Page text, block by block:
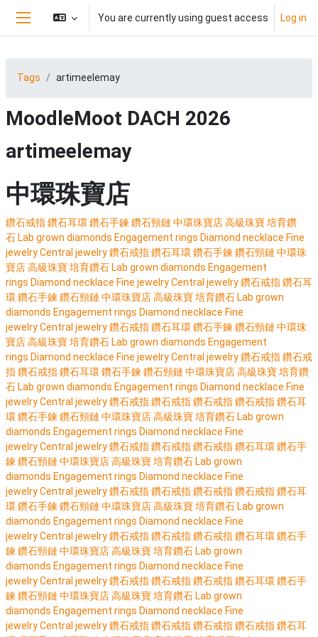
Skip to main content
Side panel
You are currently using guest access Log in
Tags artimeelemay
MoodleMoot DACH 2026
artimeelemay
中環珠寶店
鑽石戒指鑽石耳環鑽石手鍊 鑽石頸鏈 中環珠寶店高級珠寶培育鑽
石 Lab grown diamonds Engagement rings Diamond necklace Fine
jewelryCentral jewelry鑽石戒指鑽石耳環鑽石手鍊 鑽石頸鏈 中環珠
寶店高級珠寶培育鑽石 Lab grown diamonds Engagement
rings Diamond necklace Fine jewelryCentral jewelry鑽石戒指鑽石耳
環鑽石手鍊 鑽石頸鏈 中環珠寶店高級珠寶培育鑽石 Lab grown
diamonds Engagement rings Diamond necklace Fine
jewelryCentral jewelry鑽石戒指鑽石耳環鑽石手鍊 鑽石頸鏈 中環珠
寶店高級珠寶培育鑽石 Lab grown diamonds Engagement
rings Diamond necklace Fine jewelryCentral jewelry鑽石戒指鑽石戒
指鑽石戒指鑽石耳環鑽石手鍊 鑽石頸鏈 中環珠寶店高級珠寶培育鑽
石 Lab grown diamonds Engagement rings Diamond necklace Fine
jewelryCentral jewelry鑽石戒指鑽石戒指鑽石戒指鑽石戒指鑽石耳
環鑽石手鍊 鑽石頸鏈 中環珠寶店高級珠寶培育鑽石 Lab grown
diamonds Engagement rings Diamond necklace Fine
jewelryCentral jewelry鑽石戒指鑽石戒指鑽石戒指鑽石耳環鑽石手
鍊 鑽石頸鏈 中環珠寶店高級珠寶培育鑽石 Lab grown
diamonds Engagement rings Diamond necklace Fine
jewelryCentral jewelry鑽石戒指鑽石戒指鑽石戒指鑽石戒指鑽石耳
環鑽石手鍊 鑽石頸鏈 中環珠寶店高級珠寶培育鑽石 Lab grown
diamonds Engagement rings Diamond necklace Fine
jewelryCentral jewelry鑽石戒指鑽石戒指鑽石戒指鑽石耳環鑽石手
鍊 鑽石頸鏈 中環珠寶店高級珠寶培育鑽石 Lab grown
diamonds Engagement rings Diamond necklace Fine
jewelryCentral jewelry鑽石戒指鑽石戒指鑽石戒指鑽石耳環鑽石手
鍊 鑽石頸鏈 中環珠寶店高級珠寶培育鑽石 Lab grown
diamonds Engagement rings Diamond necklace Fine
jewelryCentral jewelry鑽石戒指鑽石戒指鑽石戒指鑽石戒指鑽石耳